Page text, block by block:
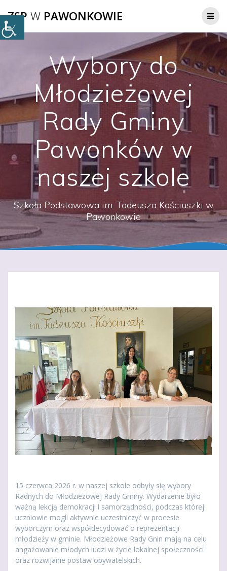
do
ZSP W PAWONKOWIE
Wybory do
Młodzieżowej
Rady Gminy
Pawonków w
naszej szkole
Szkoła Podstawowa im. Tadeusza Kościuszki w
Pawonkowie
15 czerwca 2026 r. w naszej szkole odbyły się wybory
Radnych do Młodzieżowej Rady Gminy. Wydarzenie było
ważną lekcją demokracji i samorządności, podczas której
uczniowie mogli aktywnie uczestniczyć w procesie
wyborczym oraz współdecydować o reprezentacji
młodzieży w gminie. Młodzieżowe Rady Gnin mają na celu
angażowanie młodych ludzi w życie lokalnej społeczności
oraz rozwijanie postaw obywatelskich.